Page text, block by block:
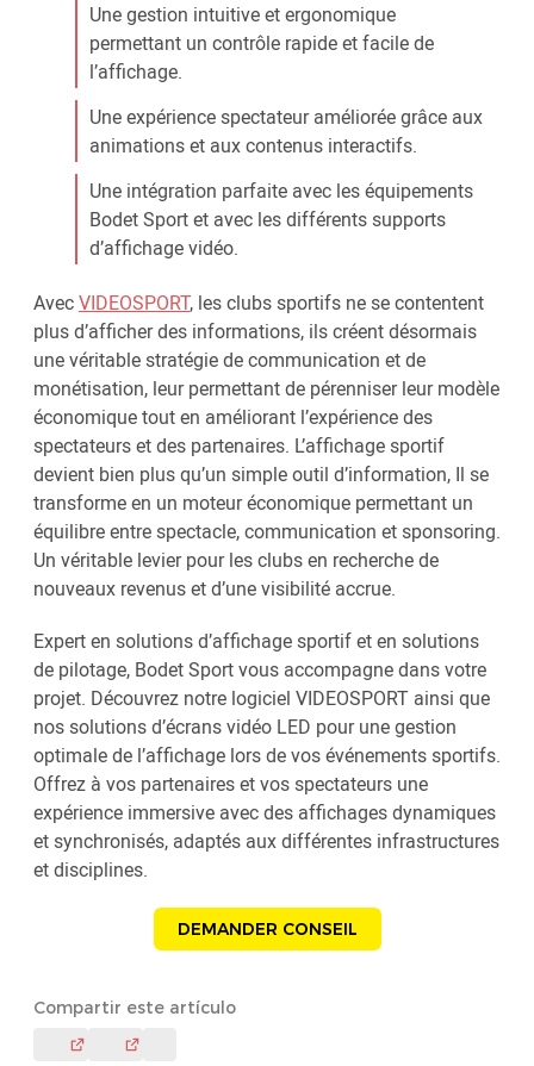
Une gestion intuitive et ergonomique
permettant un contrôle rapide et facile de
l’affichage.
Une expérience spectateur améliorée grâce aux
animations et aux contenus interactifs.
Une intégration parfaite avec les équipements
Bodet Sport et avec les différents supports
d’affichage vidéo.
AvecVIDEOSPORT, les clubs sportifs ne se contentent
plus d’afficher des informations, ils créent désormais
une véritable stratégie de communication et de
monétisation, leur permettant de pérenniser leur modèle
économique tout en améliorant l’expérience des
spectateurs et des partenaires. L’affichage sportif
devient bien plus qu’un simple outil d’information, Il se
transforme en un moteur économique permettant un
équilibre entre spectacle, communication et sponsoring.
Un véritable levier pour les clubs en recherche de
nouveaux revenus et d’une visibilité accrue.
Expert en solutions d’affichage sportif et en solutions
de pilotage, Bodet Sport vous accompagne dans votre
projet. Découvrez notre logiciel VIDEOSPORT ainsi que
nos solutions d’écrans vidéo LED pour une gestion
optimale de l’affichage lors de vos événements sportifs.
Offrez à vos partenaires et vos spectateurs une
expérience immersive avec des affichages dynamiques
et synchronisés, adaptés aux différentes infrastructures
et disciplines.
DEMANDER CONSEIL
Compartir este artículo